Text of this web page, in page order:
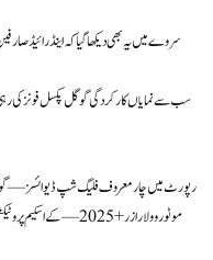
سب سے نمایاں کارکردگی گوگل پکسل فونز کی
موٹوروولا رازر+ 2025